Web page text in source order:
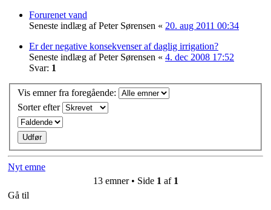
Forurenet vand
Seneste indlæg afPeter Sørensen « 20. aug 2011 00:34
Er der negative konsekvenser af daglig irrigation?
Seneste indlæg afPeter Sørensen « 4. dec 2008 17:52
Svar: 1
Vis emner fra foregående:
Sorter efter
Nyt emne
13 emner • Side 1 af 1
Gå til